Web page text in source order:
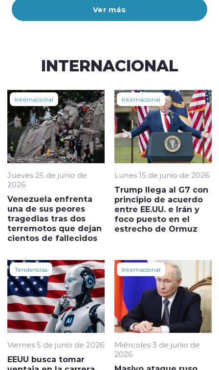
Ver más
INTERNACIONAL
Internacional
Jueves 25 de junio de
2026
Venezuela enfrenta
una de sus peores
tragedias tras dos
terremotos que dejan
cientos de fallecidos
Internacional
Lunes 15 de junio de 2026
Trump llega al G7 con
principio de acuerdo
entre EE.UU. e Irán y
foco puesto en el
estrecho de Ormuz
Tendencias
Viernes 5 de junio de 2026
EEUU busca tomar
Internacional
Miércoles 3 de junio de
2026